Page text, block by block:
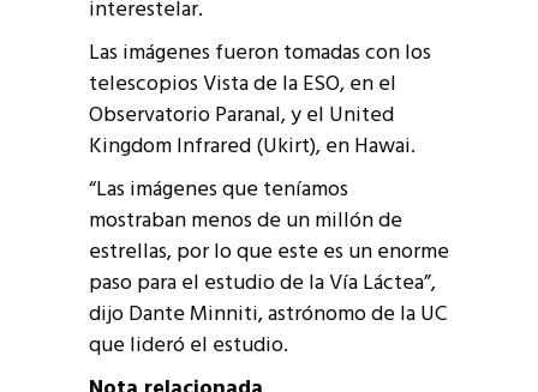
interestelar.
Las imágenes fueron tomadas con los
telescopios Vista de la ESO, en el
Observatorio Paranal, y el United
Kingdom Infrared (Ukirt), en Hawai.
“Las imágenes que teníamos
mostraban menos de un millón de
estrellas, por lo que este es un enorme
paso para el estudio de la Vía Láctea”,
dijo Dante Minniti, astrónomo de la UC
que lideró el estudio.